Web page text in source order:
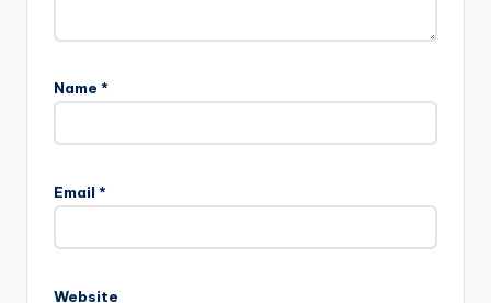
Name *
Email *
Website